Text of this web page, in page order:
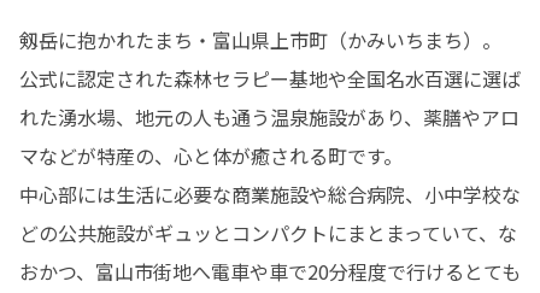
剱岳に抱かれたまち・富山県上市町（かみいちまち）。
公式に認定された森林セラピー基地や全国名水百選に選ば
れた湧水場、地元の人も通う温泉施設があり、薬膳やアロ
マなどが特産の、心と体が癒される町です。
中心部には生活に必要な商業施設や総合病院、小中学校な
どの公共施設がギュッとコンパクトにまとまっていて、な
おかつ、富山市街地へ電車や車で20分程度で行けるとても